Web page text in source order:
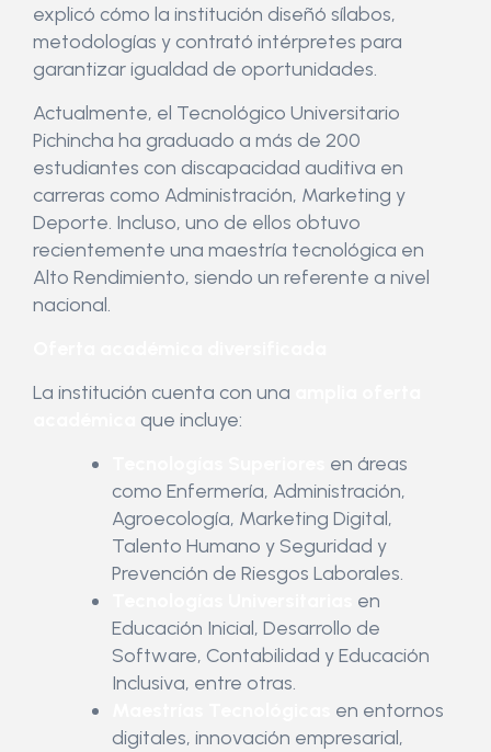
explicó cómo la institución diseñó sílabos,
metodologías y contrató intérpretes para
garantizar igualdad de oportunidades.
Actualmente, el Tecnológico Universitario
Pichincha ha graduado a más de 200
estudiantes con discapacidad auditiva en
carreras como Administración, Marketing y
Deporte. Incluso, uno de ellos obtuvo
recientemente una maestría tecnológica en
Alto Rendimiento, siendo un referente a nivel
nacional.
La institución cuenta con una
que incluye:
en áreas
como Enfermería, Administración,
Agroecología, Marketing Digital,
Talento Humano y Seguridad y
Prevención de Riesgos Laborales.
en
Educación Inicial, Desarrollo de
Software, Contabilidad y Educación
Inclusiva, entre otras.
en entornos
digitales, innovación empresarial,